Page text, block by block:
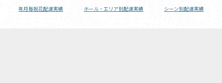
年月毎祝花配達実績 ホール・エリア別配達実績 シーン別配達実績